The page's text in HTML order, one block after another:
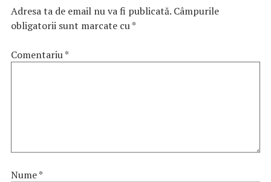
Adresa ta de email nu va fi publicată. Câmpurile
obligatorii sunt marcate cu*
Comentariu*
Nume*